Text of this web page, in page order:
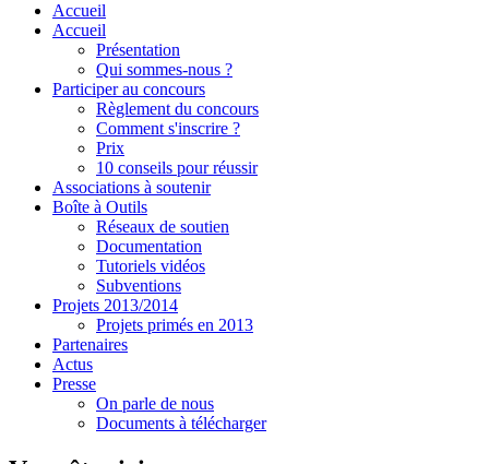
Accueil
Accueil
Présentation
Qui sommes-nous ?
Participer au concours
Règlement du concours
Comment s'inscrire ?
Prix
10 conseils pour réussir
Associations à soutenir
Boîte à Outils
Réseaux de soutien
Documentation
Tutoriels vidéos
Subventions
Projets 2013/2014
Projets primés en 2013
Partenaires
Actus
Presse
On parle de nous
Documents à télécharger